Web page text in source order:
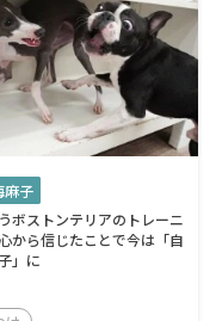
麻子
ボストンテリアのトレーニ
から信じたことで今は「自
」に